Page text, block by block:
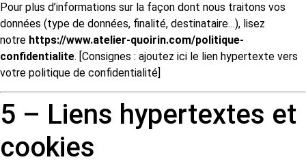
Pour plus d’informations sur la façon dont nous traitons vos
données (type de données, finalité, destinataire…), lisez
notre https://www.atelier-quoirin.com/politique-
confidentialite. [Consignes : ajoutez ici le lien hypertexte vers
votre politique de confidentialité]
5 – Liens hypertextes et
cookies